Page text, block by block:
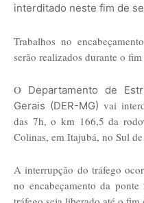
interditado neste fim de
Trabalhos no
serão realizados durante o fim
O Departamento de
Gerais (DER-MG) vai
das 7h, o km 166,5 da
Colinas, em Itajubá, no Sul
A interrupção do tráfego
no encabeçamento da